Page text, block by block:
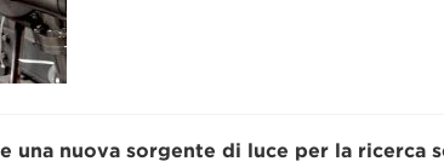
una nuova sorgente di luce per la ricerca